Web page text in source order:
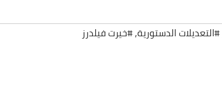
#التعديلات الدستورية,#خيرت فيلدرز